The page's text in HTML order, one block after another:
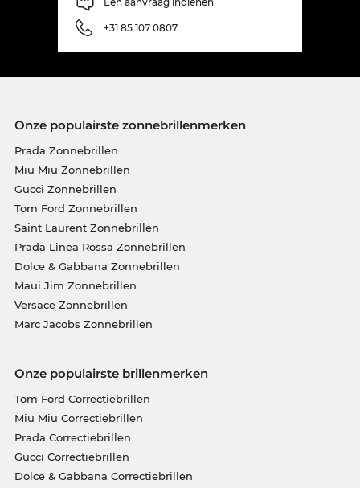
+31 85 107 0807
Onze populairste zonnebrillenmerken
Prada Zonnebrillen
Miu Miu Zonnebrillen
Gucci Zonnebrillen
Tom Ford Zonnebrillen
Saint Laurent Zonnebrillen
Prada Linea Rossa Zonnebrillen
Dolce & Gabbana Zonnebrillen
Maui Jim Zonnebrillen
Versace Zonnebrillen
Marc Jacobs Zonnebrillen
Onze populairste brillenmerken
Tom Ford Correctiebrillen
Miu Miu Correctiebrillen
Prada Correctiebrillen
Gucci Correctiebrillen
Dolce & Gabbana Correctiebrillen